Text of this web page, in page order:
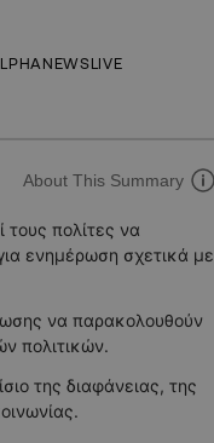
About This Summary
τους πολίτες να
ενημέρωση σχετικά με
να παρακολουθούν
πολιτικών.
της διαφάνειας, της